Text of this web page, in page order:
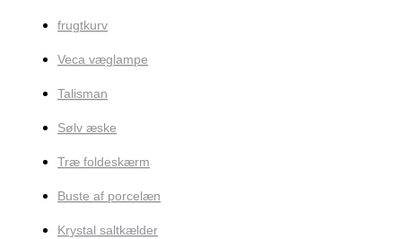
frugtkurv
Veca væglampe
Talisman
Sølv æske
Træ foldeskærm
Buste af porcelæn
Krystal saltkælder